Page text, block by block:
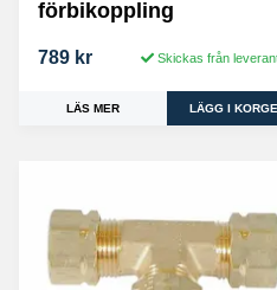
förbikoppling
789 kr Skickas från
LÄS MER